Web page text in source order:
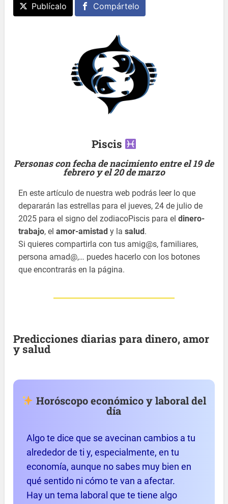
Publícalo Compártelo
Piscis
Personas con fecha de nacimiento entre el 19 de
febrero y el 20 de marzo
En este artículo de nuestra web podrás leer lo que
depararán las estrellas para el jueves, 24 de julio de
2025 para el signo del zodiacoPiscis para eldinero-
trabajo, elamor-amistad y lasalud .
Si quieres compartirla con tus amig@s, familiares,
persona amad@,… puedes hacerlo con los botones
que encontrarás en la página.
Predicciones diarias para dinero, amor
y salud
Horóscopo económico y laboral del
día
Algo te dice que se avecinan cambios a tu
alrededor de ti y, especialmente, en tu
economía, aunque no sabes muy bien en
qué sentido ni cómo te van a afectar.
Hay un tema laboral que te tiene algo